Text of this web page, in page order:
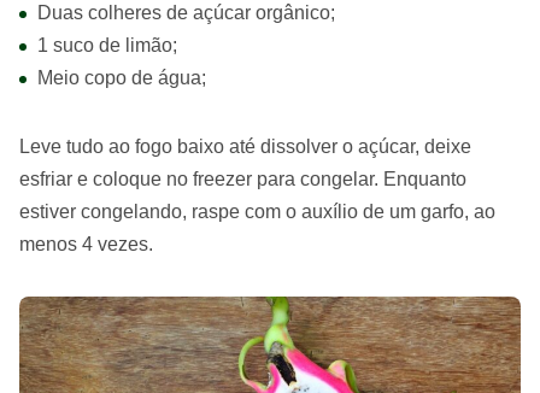
Duas colheres de açúcar orgânico;
1 suco de limão;
Meio copo de água;
Leve tudo ao fogo baixo até dissolver o açúcar, deixe
esfriar e coloque no freezer para congelar. Enquanto
estiver congelando, raspe com o auxílio de um garfo, ao
menos 4 vezes.